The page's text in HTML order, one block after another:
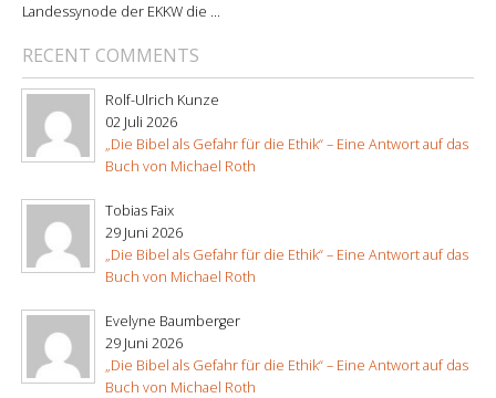
Landessynode der EKKW die ...
RECENT COMMENTS
Rolf-Ulrich Kunze
02 Juli 2026
„Die Bibel als Gefahr für die Ethik“ – Eine Antwort auf das
Buch von Michael Roth
Tobias Faix
29 Juni 2026
„Die Bibel als Gefahr für die Ethik“ – Eine Antwort auf das
Buch von Michael Roth
Evelyne Baumberger
29 Juni 2026
„Die Bibel als Gefahr für die Ethik“ – Eine Antwort auf das
Buch von Michael Roth